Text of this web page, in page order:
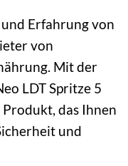
Erfahrung von
von
Mit der
LDT Spritze 5
das Ihnen
und